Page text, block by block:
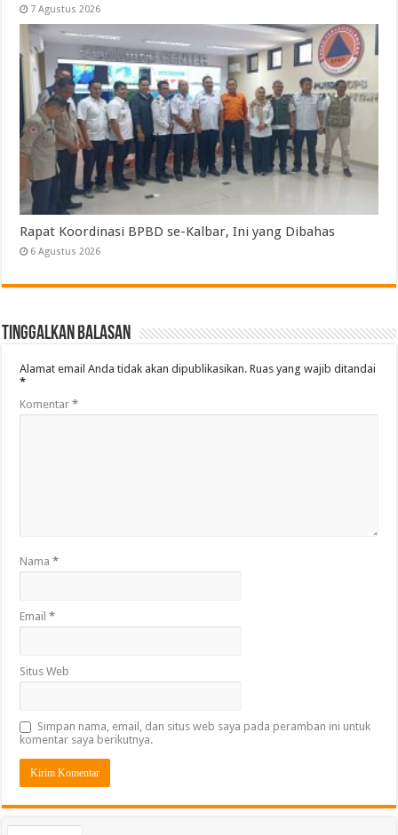
7 Agustus 2026
Rapat Koordinasi BPBD se-Kalbar, Ini yang Dibahas
6 Agustus 2026
Tinggalkan Balasan
Alamat email Anda tidak akan dipublikasikan. Ruas yang wajib ditandai
*
Komentar*
Nama*
Email*
Situs Web
Simpan nama, email, dan situs web saya pada peramban ini untuk
komentar saya berikutnya.